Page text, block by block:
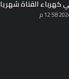
كهرباء القناة شهريا